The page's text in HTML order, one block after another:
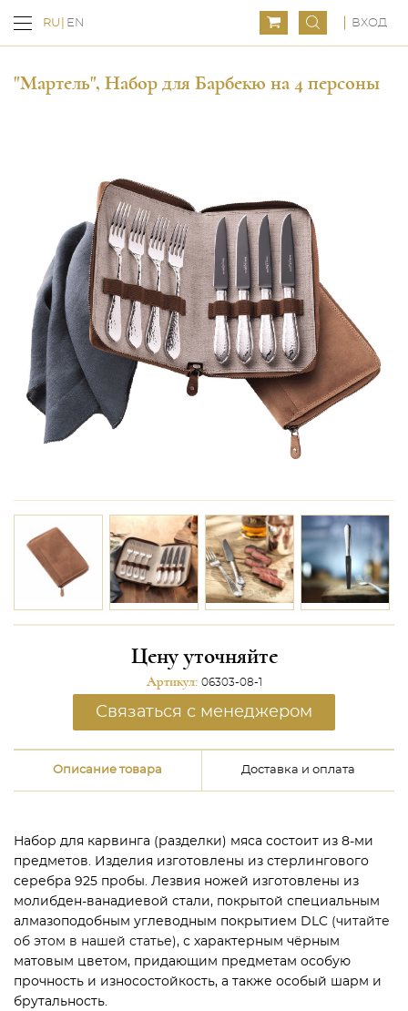
RU EN ВХОД
"Мартель", Набор для Барбекю на 4 персоны
Цену уточняйте
Артикул: 06303-08-1
Связаться с менеджером
Описание товара Доставка и оплата
Набор для карвинга (разделки) мяса состоит из 8-ми
предметов. Изделия изготовлены из стерлингового
серебра 925 пробы. Лезвия ножей изготовлены из
молибден-ванадиевой стали, покрытой специальным
алмазоподобным углеводным покрытием DLC (читайте
об этом в нашей статье), с характерным чёрным
матовым цветом, придающим предметам особую
прочность и износостойкость, а также особый шарм и
брутальность.